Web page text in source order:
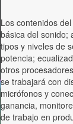
Los contenidos
básica del sonido;
tipos y niveles de
potencia;
otros
se trabajará con
micrófonos y
ganancia,
de trabajo en